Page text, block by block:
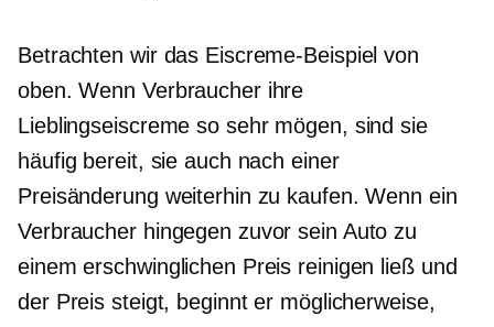
Betrachten wir das Eiscreme-Beispiel von
oben. Wenn Verbraucher ihre
Lieblingseiscreme so sehr mögen, sind sie
häufig bereit, sie auch nach einer
Preisänderung weiterhin zu kaufen. Wenn ein
Verbraucher hingegen zuvor sein Auto zu
einem erschwinglichen Preis reinigen ließ und
der Preis steigt, beginnt er möglicherweise,